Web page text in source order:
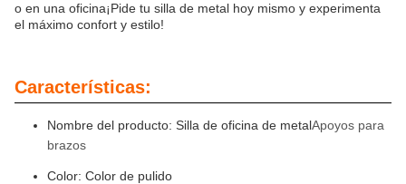
o en una oficina¡Pide tu silla de metal hoy mismo y experimenta
el máximo confort y estilo!
Características:
Nombre del producto: Silla de oficina de metalApoyos para
brazos
Color: Color de pulido